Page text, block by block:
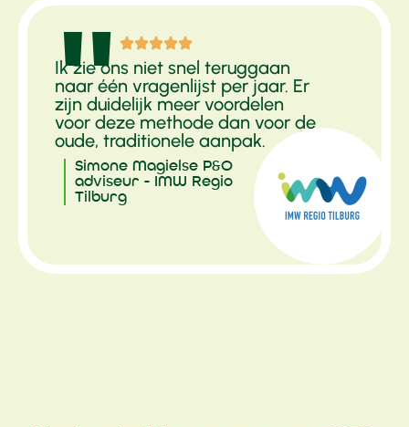
"
Ik zie ons niet snel teruggaan
naar één vragenlijst per jaar. Er
zijn duidelijk meer voordelen
voor deze methode dan voor de
oude, traditionele aanpak.
Simone Magielse P&O
adviseur - IMW Regio
Tilburg